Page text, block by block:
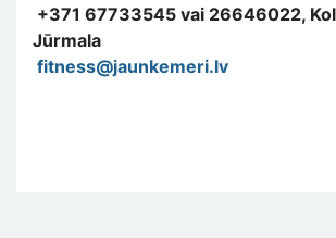
+371 67733545 vai 26646022,
Jūrmala
fitness@jaunkemeri.lv